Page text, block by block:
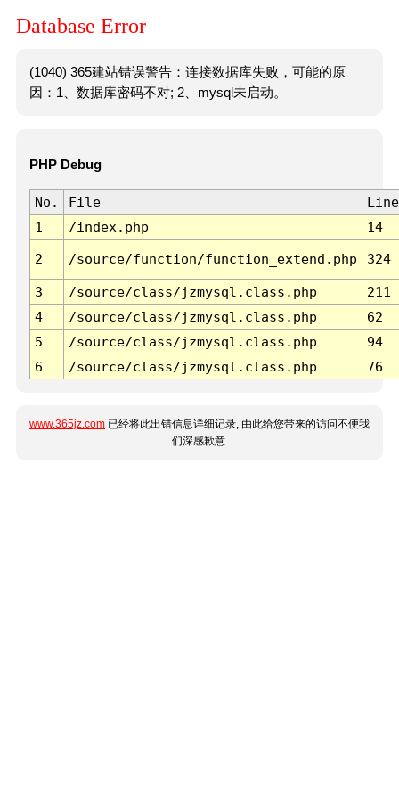
Database Error
(1040) 365建站错误警告：连接数据库失败，可能的原
因：1、数据库密码不对; 2、mysql未启动。
PHP Debug
No. File
Line
1
/index.php 14
2 /source/function/function_extend.php 324
3 /source/class/jzmysql.class.php
211
4
/source/class/jzmysql.class.php
62
5
/source/class/jzmysql.class.php
94
6
/source/class/jzmysql.class.php 76
www.365jz.com 已经将此出错信息详细记录, 由此给您带来的访问不便我
们深感歉意.